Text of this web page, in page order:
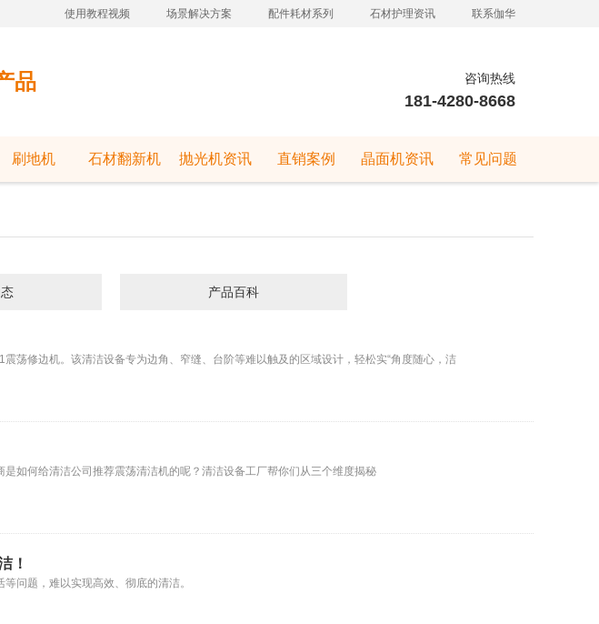
使用教程视频 场景解决方案 配件耗材系列 石材护理资讯 联系伽华
品 咨询热线
181-4280-8668
刷地机 石材翻新机 抛光机资讯 直销案例 晶面机资讯 常见问题
产品百科
荡修边机。该清洁设备专为边角、窄缝、台阶等难以触及的区域设计，轻松实“角度随心，洁
如何给清洁公司推荐震荡清洁机的呢？清洁设备工厂帮你们从三个维度揭秘
！
问题，难以实现高效、彻底的清洁。